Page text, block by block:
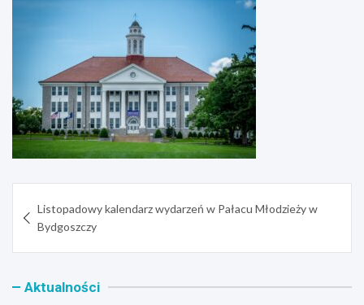
wpisu
Listopadowy kalendarz wydarzeń w Pałacu Młodzieży w
Bydgoszczy
Aktualności